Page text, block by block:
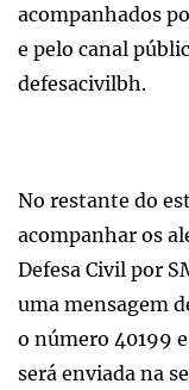
acompanhados
e pelo canal
defesacivilbh.
No restante do
acompanhar os
Defesa Civil por
uma mensagem
o número 40199
será enviada na